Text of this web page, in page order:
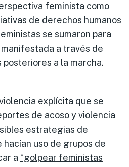
feminista como
de derechos humanos
se sumaron para
manifestada a través de
a la marcha.
explícita que se
de acoso y violencia
estrategias de
uso de grupos de
a “golpear feministas